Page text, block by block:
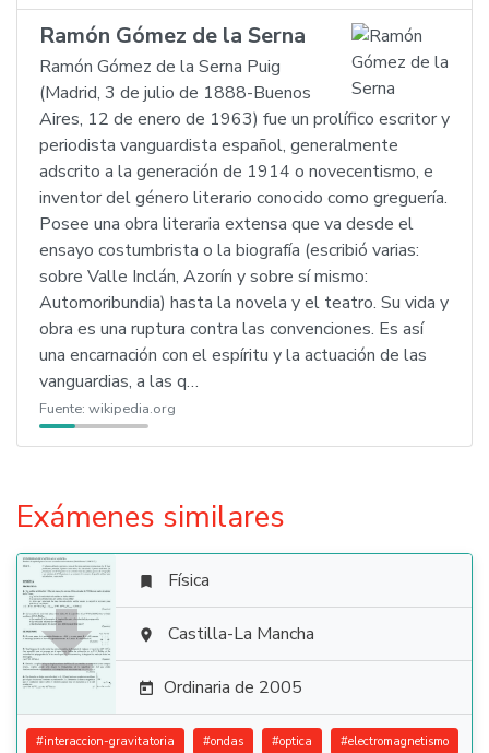
Ramón Gómez de la Serna
Ramón Gómez de la Serna Puig
(Madrid, 3 de julio de 1888-Buenos
Aires, 12 de enero de 1963) fue un prolífico escritor y
periodista vanguardista español, generalmente
adscrito a la generación de 1914 o novecentismo, e
inventor del género literario conocido como greguería.
Posee una obra literaria extensa que va desde el
ensayo costumbrista o la biografía (escribió varias:
sobre Valle Inclán, Azorín y sobre sí mismo:
Automoribundia) hasta la novela y el teatro. Su vida y
obra es una ruptura contra las convenciones. Es así
una encarnación con el espíritu y la actuación de las
vanguardias, a las q…
Fuente: wikipedia.org
Exámenes similares

 Física
 Castilla-La Mancha
 Ordinaria de 2005
#interaccion-gravitatoria #ondas #optica #electromagnetismo